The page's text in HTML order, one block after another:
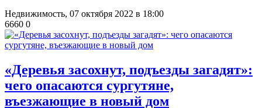
Недвижимость, 07 октября 2022 в 18:00
6660 0
​«Деревья засохнут, подъезды загадят»:
чего опасаются сургутяне,
въезжающие в новый дом